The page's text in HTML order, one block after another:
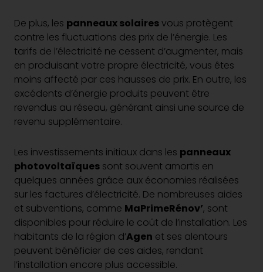
De plus, les panneaux solairesvous protègent
contre les fluctuations des prix de l’énergie. Les
tarifs de l’électricité ne cessent d’augmenter, mais
en produisant votre propre électricité, vous êtes
moins affecté par ces hausses de prix. En outre, les
excédents d’énergie produits peuvent être
revendus au réseau, générant ainsi une source de
revenu supplémentaire.
Les investissements initiaux dans les panneaux
photovoltaïquessont souvent amortis en
quelques années grâce aux économies réalisées
sur les factures d’électricité. De nombreuses aides
et subventions, comme MaPrimeRénov’, sont
disponibles pour réduire le coût de l’installation. Les
habitants de la région d’Agen et ses alentours
peuvent bénéficier de ces aides, rendant
l’installation encore plus accessible.